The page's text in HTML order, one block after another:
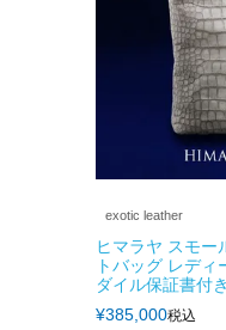
exotic leather
ヒマラヤ スモー
トバッグ レデ
ダイル保証書付
¥385,000税込